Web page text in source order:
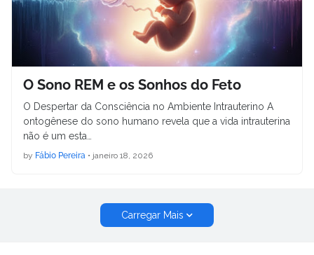
O Sono REM e os Sonhos do Feto
O Despertar da Consciência no Ambiente Intrauterino A
ontogênese do sono humano revela que a vida intrauterina
não é um esta…
by Fábio Pereira • janeiro 18, 2026
Carregar Mais